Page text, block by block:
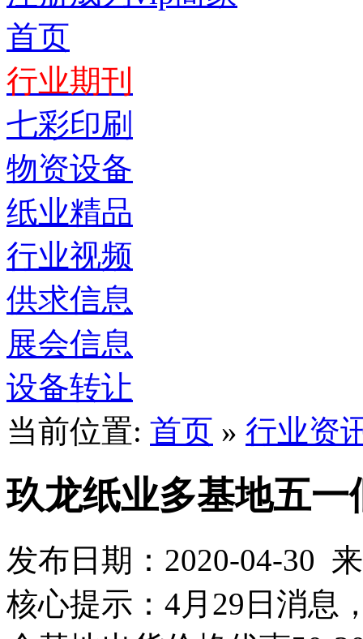
首页
行业期刊
七彩印刷
物资设备
纸业精品
行业视频
供求信息
展会信息
设备转让
当前位置: 首页 » 行业资
玖龙纸业多基地五一
发布日期：2020-04-30
核心提示：4月29日消息